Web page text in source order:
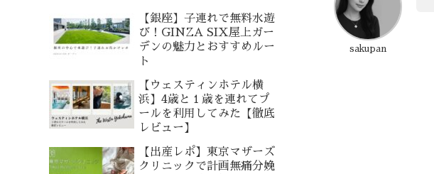
sakupan
【銀座】子連れで無料水遊
び！GINZA SIX屋上ガー
デンの魅力とおすすめルー
ト
【ウェスティンホテル横
浜】4歳と１歳を連れてプ
ールを利用してみた【徹底
レビュー】
【出産レポ】東京マザーズ
クリニックで計画無痛分娩